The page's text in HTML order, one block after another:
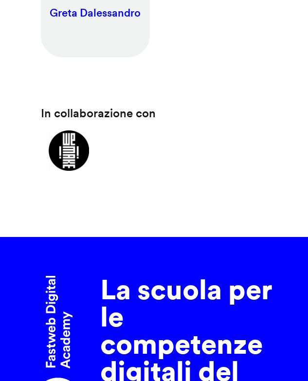
Greta Dalessandro
In collaborazione con
La scuola per
le
competenze
digitali del